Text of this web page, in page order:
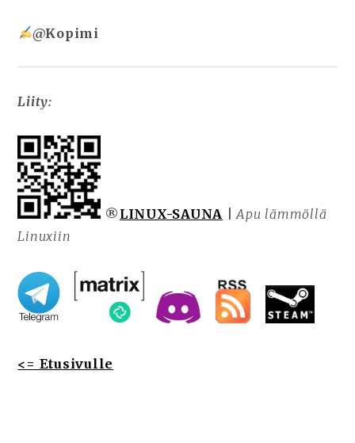
@Kopimi
Liity:
® LINUX-SAUNA |Apu lämmöllä
Linuxiin
<= Etusivulle